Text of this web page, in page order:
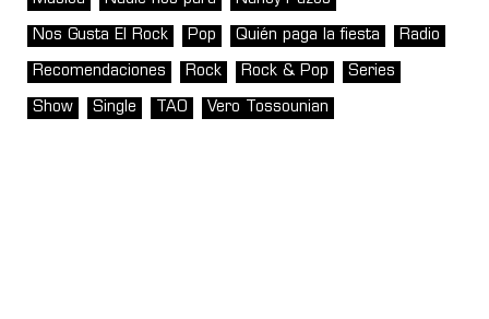
Nos Gusta El Rock Pop Quién paga la fiesta Radio
Recomendaciones Rock Rock & Pop Series
Show Single TAO Vero Tossounian